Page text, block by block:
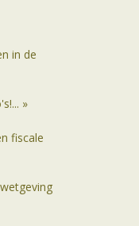
in de
»
fiscale